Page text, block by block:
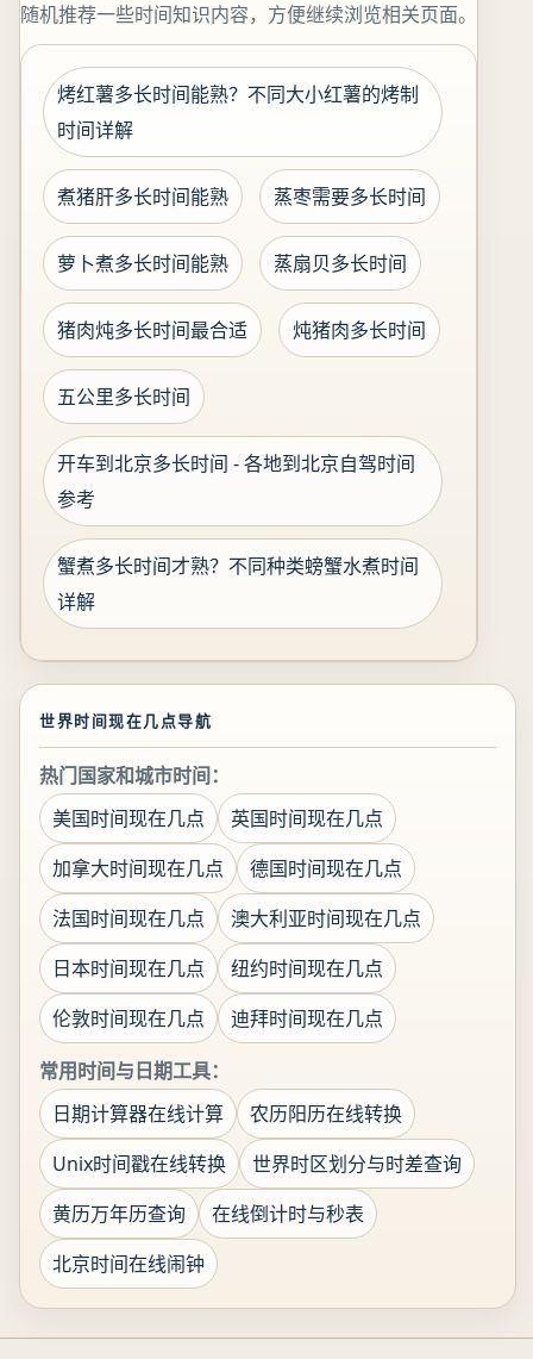
随机推荐一些时间知识内容，方便继续浏览相关页面。
烤红薯多长时间能熟？不同大小红薯的烤制
时间详解
煮猪肝多长时间能熟 蒸枣需要多长时间
萝卜煮多长时间能熟 蒸扇贝多长时间
猪肉炖多长时间最合适 炖猪肉多长时间
五公里多长时间
开车到北京多长时间 - 各地到北京自驾时间
参考
蟹煮多长时间才熟？不同种类螃蟹水煮时间
详解
世界时间现在几点导航
热门国家和城市时间：
美国时间现在几点
英国时间现在几点
加拿大时间现在几点
德国时间现在几点
法国时间现在几点
澳大利亚时间现在几点
日本时间现在几点
纽约时间现在几点
伦敦时间现在几点
迪拜时间现在几点
常用时间与日期工具：
日期计算器在线计算
农历阳历在线转换
Unix时间戳在线转换
世界时区划分与时差查询
黄历万年历查询
在线倒计时与秒表
北京时间在线闹钟